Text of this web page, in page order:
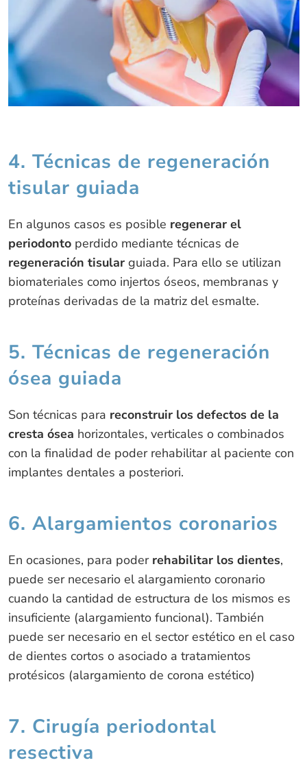
4. Técnicas de regeneración
tisular guiada
En algunos casos es posible regenerar el
periodontoperdido mediante técnicas de
regeneración tisularguiada. Para ello se utilizan
biomateriales como injertos óseos, membranas y
proteínas derivadas de la matriz del esmalte.
5. Técnicas de regeneración
ósea guiada
Son técnicas para reconstruir los defectos de la
cresta ósea horizontales, verticales o combinados
con la finalidad de poder rehabilitar al paciente con
implantes dentales a posteriori.
6. Alargamientos coronarios
En ocasiones, para poder rehabilitar los dientes,
puede ser necesario el alargamiento coronario
cuando la cantidad de estructura de los mismos es
insuficiente (alargamiento funcional). También
puede ser necesario en el sector estético en el caso
de dientes cortos o asociado a tratamientos
protésicos (alargamiento de corona estético)
7. Cirugía periodontal
resectiva